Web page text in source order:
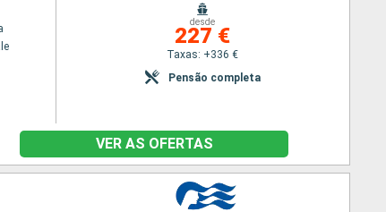
desde
227 €
Taxas: +336 €
Pensão completa
VER AS OFERTAS